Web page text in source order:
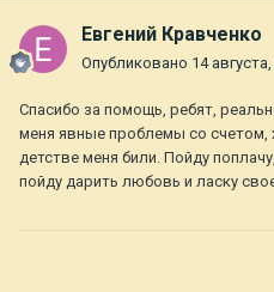
Евгений Кравченко
Опубликовано 14
Спасибо за помощь, ребят,
меня явные проблемы со счетом,
детстве меня били. Пойду
пойду дарить любовь и ласку